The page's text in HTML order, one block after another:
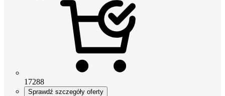
17288
Sprawdź szczegóły oferty